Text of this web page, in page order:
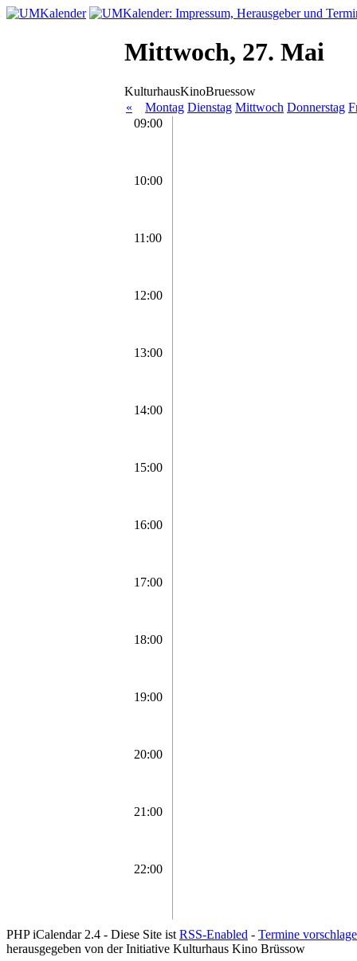
Mittwoch, 27. Mai
KulturhausKinoBruessow
«
Montag Dienstag Mittwoch Donnerstag
09:00
10:00
11:00
12:00
13:00
14:00
15:00
16:00
17:00
18:00
19:00
20:00
21:00
22:00
PHP iCalendar 2.4 - Diese Site ist RSS-Enabled - Termine
herausgegeben von der Initiative Kulturhaus Kino Brüssow